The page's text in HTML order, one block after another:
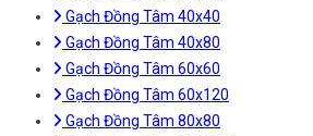
Gạch Đồng Tâm 40x40
Gạch Đồng Tâm 40x80
Gạch Đồng Tâm 60x60
Gạch Đồng Tâm 60x120
Gạch Đồng Tâm 80x80